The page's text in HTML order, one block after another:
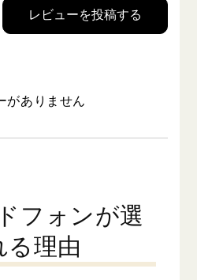
レビューを投稿する
がありません
フォンが選
る理由